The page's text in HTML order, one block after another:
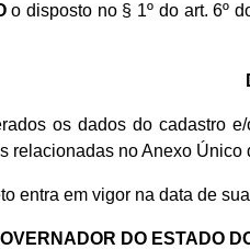
o disposto no § 1º do art. 6º
os dados do cadastro
relacionadas no Anexo Único
entra em vigor na data de
DO ESTADO